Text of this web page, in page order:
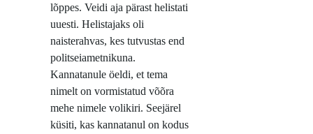
lõppes. Veidi aja pärast helistati
uuesti. Helistajaks oli
naisterahvas, kes tutvustas end
politseiametnikuna.
Kannatanule öeldi, et tema
nimelt on vormistatud võõra
mehe nimele volikiri. Seejärel
küsiti, kas kannatanul on kodus